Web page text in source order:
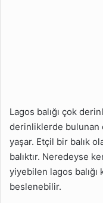
Lagos balığı çok
derinliklerde bulunan
yaşar. Etçil bir balık
balıktır. Neredeyse
yiyebilen lagos balığı
beslenebilir.